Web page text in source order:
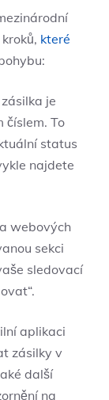
které
je
číslem. To
status
najdete
webových
sekci
sledovací
aplikaci
zásilky v
další
na